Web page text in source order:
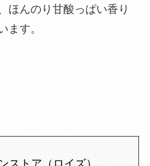
ほんのり甘酸っぱい香り
ます。
ストア（ロイズ）